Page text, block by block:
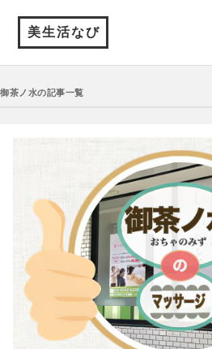
美生活なび
御茶ノ水の記事一覧